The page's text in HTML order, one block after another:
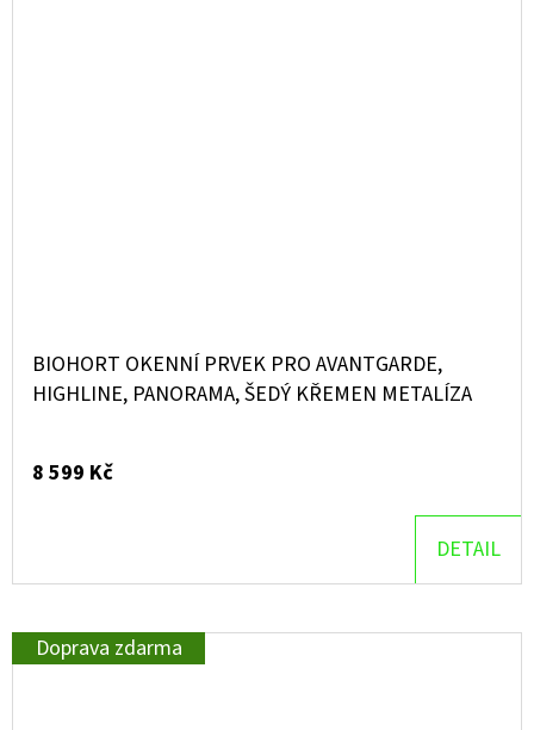
BIOHORT OKENNÍ PRVEK PRO AVANTGARDE,
HIGHLINE, PANORAMA, ŠEDÝ KŘEMEN METALÍZA
8 599 Kč
DETAIL
Doprava zdarma